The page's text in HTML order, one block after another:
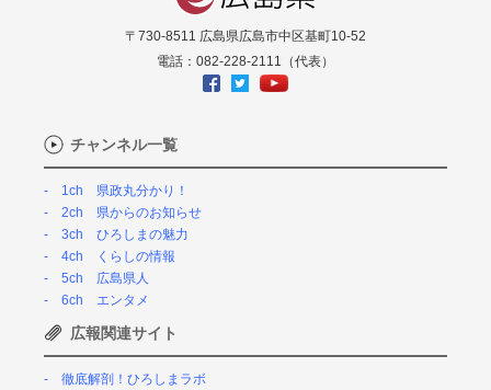
〒730-8511 広島県広島市中区基町10-52
電話：082-228-2111（代表）
チャンネル一覧
1ch 県政丸分かり！
2ch 県からのお知らせ
3ch ひろしまの魅力
4ch くらしの情報
5ch 広島県人
6ch エンタメ
広報関連サイト
徹底解剖！ひろしまラボ